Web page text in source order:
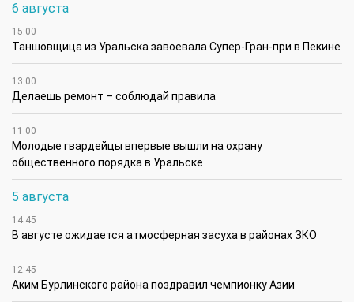
6 августа
15:00
Таншовщица из Уральска завоевала Супер-Гран-при в Пекине
13:00
Делаешь ремонт – соблюдай правила
11:00
Молодые гвардейцы впервые вышли на охрану
общественного порядка в Уральске
5 августа
14:45
В августе ожидается атмосферная засуха в районах ЗКО
12:45
Аким Бурлинского района поздравил чемпионку Азии